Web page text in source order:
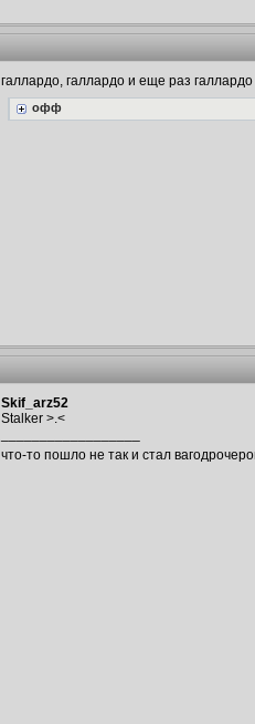
галлардо, галлардо и еще раз галлардо
офф
Skif_arz52
Stalker >.<
что-то пошло не так и стал